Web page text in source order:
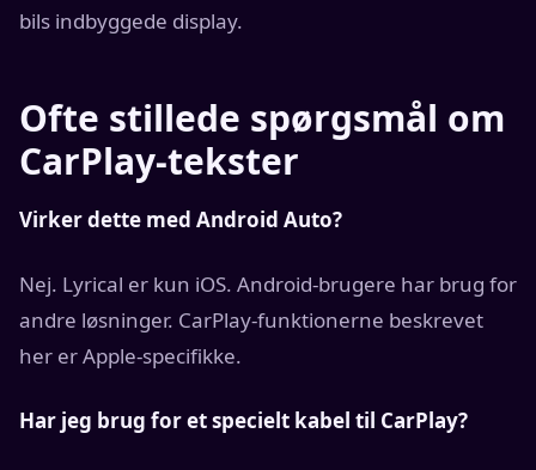
bils indbyggede display.
Ofte stillede spørgsmål om
CarPlay-tekster
Virker dette med Android Auto?
Nej. Lyrical er kun iOS. Android-brugere har brug for
andre løsninger. CarPlay-funktionerne beskrevet
her er Apple-specifikke.
Har jeg brug for et specielt kabel til CarPlay?